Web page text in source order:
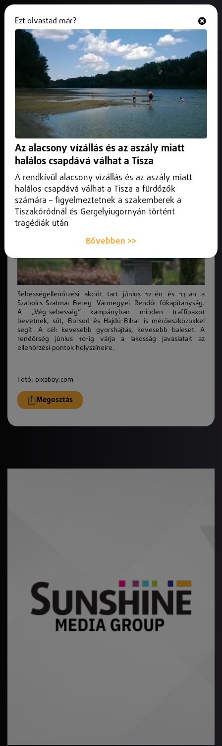
Jövő héten sebességellenőrzési
akcióra kell számítani
2025. június 06.Szabolcs-Szatmár-Bereg vármegye
Sebességellenőrzési akciót tart június 12-én és 13-án a
főkapitányság.
Sebességellenőrzési akciót tart június 12-én és 13-án a
Szabolcs-Szatmár-Bereg Vármegyei Rendőr-főkapitányság.
A „Vég-sebesség” kampányban minden traffipaxot
bevetnek, sőt, Borsod és Hajdú-Bihar is mérőeszközökkel
segít. A cél: kevesebb gyorshajtás, kevesebb baleset. A
rendőrség június 10-ig várja a lakosság javaslatait az
ellenőrzési pontok helyszíneire.
Fotó: pixabay.com
Megosztás
Ezt olvastad már?
Az alacsony vízállás és az aszály miatt
halálos csapdává válhat a Tisza
A rendkívül alacsony vízállás és az aszály miatt
halálos csapdává válhat a Tisza a fürdőzők
számára – figyelmeztetnek a szakemberek a
Tiszakóródnál és Gergelyiugornyán történt
tragédiák után
Bővebben >>